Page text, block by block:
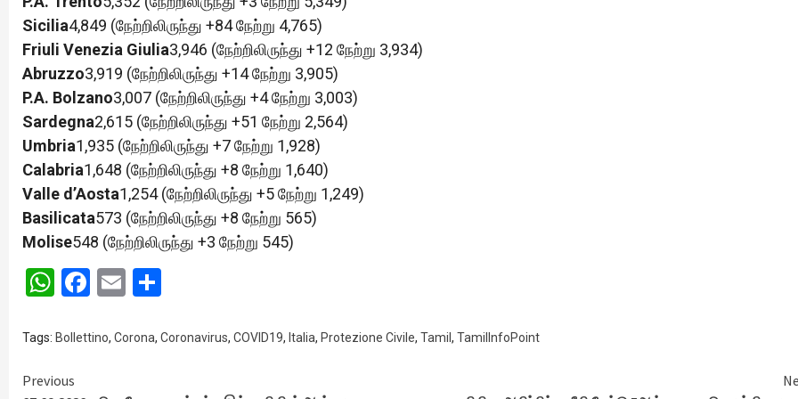
Sicilia4,849 (நேற்றிலிருந்து +84 நேற்று 4,765)
Friuli Venezia Giulia3,946 (நேற்றிலிருந்து +12 நேற்று 3,934)
Abruzzo3,919 (நேற்றிலிருந்து +14 நேற்று 3,905)
P.A. Bolzano3,007 (நேற்றிலிருந்து +4 நேற்று 3,003)
Sardegna2,615 (நேற்றிலிருந்து +51 நேற்று 2,564)
Umbria1,935 (நேற்றிலிருந்து +7 நேற்று 1,928)
Calabria1,648 (நேற்றிலிருந்து +8 நேற்று 1,640)
Valle d’Aosta1,254 (நேற்றிலிருந்து +5 நேற்று 1,249)
Basilicata573 (நேற்றிலிருந்து +8 நேற்று 565)
Molise548 (நேற்றிலிருந்து +3 நேற்று 545)
WhatsApp
Facebook
Email
Tags: Bollettino, Corona, Coronavirus, COVID19, Italia, Protezione Civile, Tamil , TamilInfoPoint
Continue
Previous